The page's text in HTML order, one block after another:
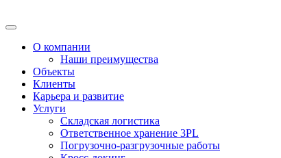
О компании
Наши преимущества
Объекты
Клиенты
Карьера и развитие
Услуги
Складская логистика
Ответственное хранение 3PL
Погрузочно-разгрузочные работы